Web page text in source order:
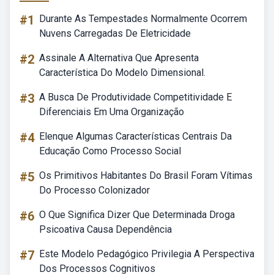
#1
Durante As Tempestades Normalmente Ocorrem
Nuvens Carregadas De Eletricidade
#2 Assinale A Alternativa Que Apresenta
Característica Do Modelo Dimensional.
#3 A Busca De Produtividade Competitividade E
Diferenciais Em Uma Organização
#4 Elenque Algumas Características Centrais Da
Educação Como Processo Social
#5 Os Primitivos Habitantes Do Brasil Foram Vítimas
Do Processo Colonizador
#6 O Que Significa Dizer Que Determinada Droga
Psicoativa Causa Dependência
#7 Este Modelo Pedagógico Privilegia A Perspectiva
Dos Processos Cognitivos